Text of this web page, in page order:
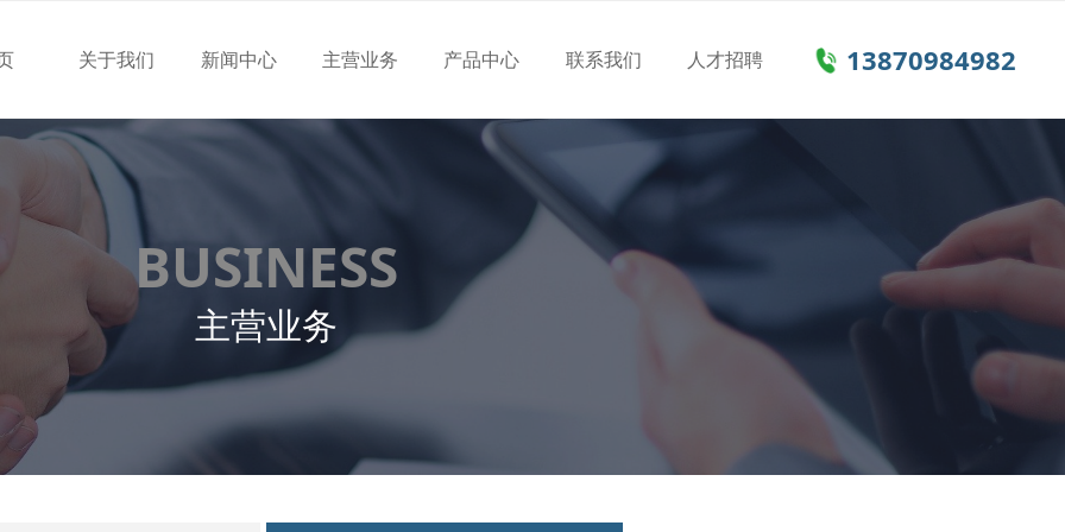
关于我们 新闻中心 主营业务 产品中心 联系我们 人才招聘 13870984982
BUSINESS
主营业务